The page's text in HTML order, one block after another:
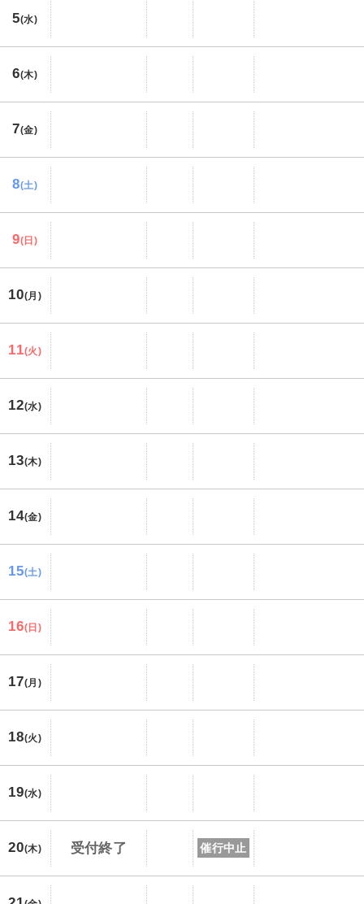
5(水)
6(木)
7(金)
8(土)
9(日)
10(月)
11(火)
12(水)
13(木)
14(金)
15(土)
16(日)
17(月)
18(火)
19(水)
20(木) 受付終了 催行中止